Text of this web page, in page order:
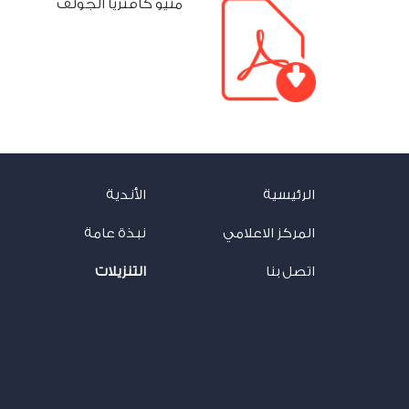
منيو كافتريا الجولف
الرئيسية الأندية
المركز الاعلامي نبذة عامة
اتصل بنا التنزيلات